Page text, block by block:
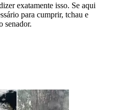
exatamente isso. Se aqui
para cumprir, tchau e
senador.